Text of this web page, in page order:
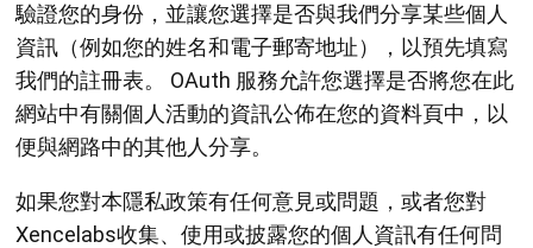
驗證您的身份，並讓您選擇是否與我們分享某些個人
資訊（例如您的姓名和電子郵寄地址），以預先填寫
我們的註冊表。 OAuth 服務允許您選擇是否將您在此
網站中有關個人活動的資訊公佈在您的資料頁中，以
便與網路中的其他人分享。
如果您對本隱私政策有任何意見或問題，或者您對
Xencelabs收集、使用或披露您的個人資訊有任何問